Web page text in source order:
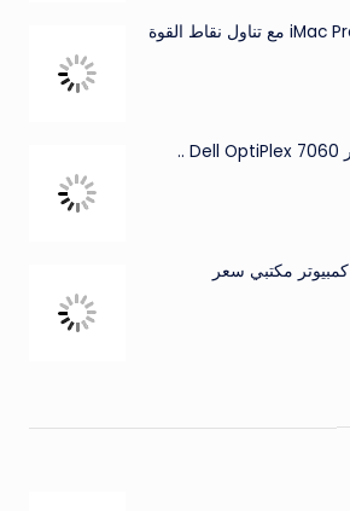
سعر ومواصفات جهاز iMac Pro مع تناول نقاط القوة
سعر ومواصفات كمبيوتر Dell OptiPlex 7060 ..
Acer Aspire GX-785 كمبيوتر مكتبي سعر